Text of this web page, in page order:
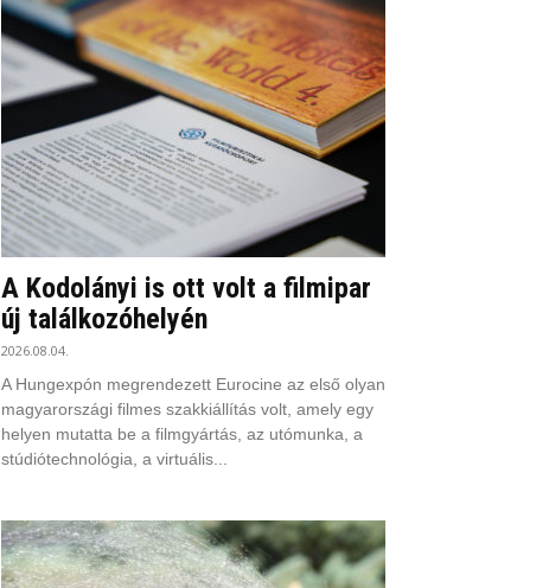
A Kodolányi is ott volt a filmipar
új találkozóhelyén
2026.08.04.
A Hungexpón megrendezett Eurocine az első olyan
magyarországi filmes szakkiállítás volt, amely egy
helyen mutatta be a filmgyártás, az utómunka, a
stúdiótechnológia, a virtuális...